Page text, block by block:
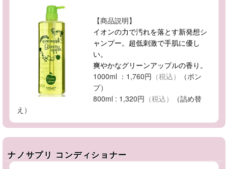
【商品説明】
イオンの力で汚れを落とす新発想シ
ャンプー。超低刺激で手肌に優し
い。
爽やかなグリーンアップルの香り。
1000ml ：1,760円 （税込）
（ポン
プ）
800ml : 1,320円 （税込）
（詰め替
え）
ナノサプリ コンディショナー